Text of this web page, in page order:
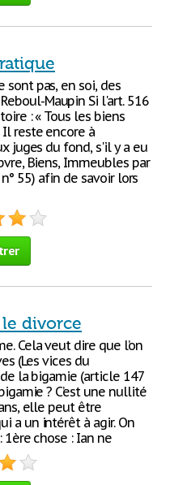
pas, en soi, des
Maupin Si l'art. 516
: « Tous les biens
reste encore à
juges du fond, s'il y a eu
Biens, Immeubles par
55) afin de savoir lors
divorce
Cela veut dire que l’on
(Les vices du
la bigamie (article 147
? C’est une nullité
elle peut être
a un intérêt à agir. On
chose : Ian ne